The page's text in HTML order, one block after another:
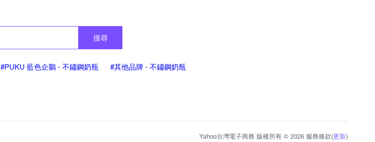
搜尋
#PUKU 藍色企鵝 - 不鏽鋼奶瓶 #其他品牌 - 不鏽鋼奶瓶
Yahoo台灣電子商務 版權所有 © 2026 服務條款(更新)